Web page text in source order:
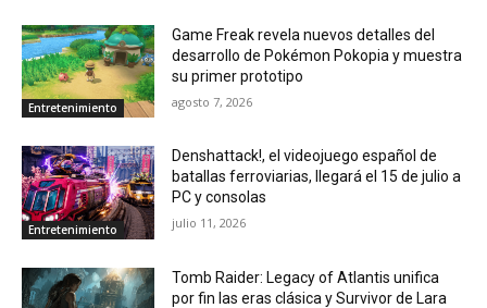
Entretenimiento
Game Freak revela nuevos detalles del
desarrollo de Pokémon Pokopia y muestra
su primer prototipo
agosto 7, 2026
Entretenimiento
Denshattack!, el videojuego español de
batallas ferroviarias, llegará el 15 de julio a
PC y consolas
julio 11, 2026
Tomb Raider: Legacy of Atlantis unifica
por fin las eras clásica y Survivor de Lara